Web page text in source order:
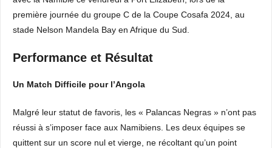
première journée du groupe C de la Coupe Cosafa 2024, au
stade Nelson Mandela Bay en Afrique du Sud.
Performance et Résultat
Un Match Difficile pour l’Angola
Malgré leur statut de favoris, les « Palancas Negras » n’ont pas
réussi à s’imposer face aux Namibiens. Les deux équipes se
quittent sur un score nul et vierge, ne récoltant qu’un point